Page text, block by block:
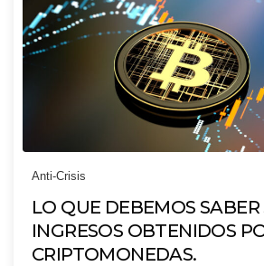
Anti-Crisis
LO QUE DEBEMOS SABER
INGRESOS OBTENIDOS
CRIPTOMONEDAS.